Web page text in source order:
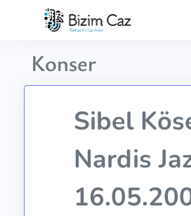
Konser
Sibel
Nardis